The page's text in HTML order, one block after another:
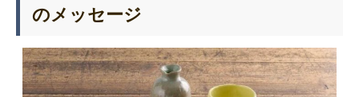
のメッセージ